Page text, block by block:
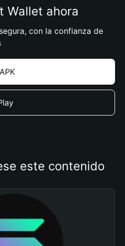
Wallet ahora
con la confianza de
este contenido